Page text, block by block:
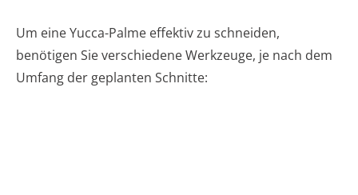
Um eine Yucca-Palme effektiv zu schneiden,
benötigen Sie verschiedene Werkzeuge, je nach dem
Umfang der geplanten Schnitte: